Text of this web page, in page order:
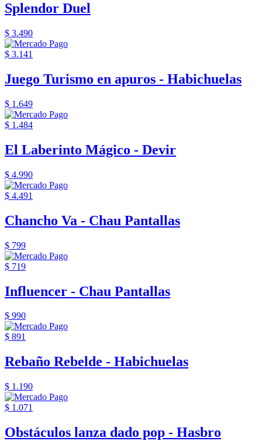
Splendor Duel
$ 3.490
$ 3.141
Juego Turismo en apuros - Habichuelas
$ 1.649
$ 1.484
El Laberinto Mágico - Devir
$ 4.990
$ 4.491
Chancho Va - Chau Pantallas
$ 799
$ 719
Influencer - Chau Pantallas
$ 990
$ 891
Rebaño Rebelde - Habichuelas
$ 1.190
$ 1.071
Obstáculos lanza dado pop - Hasbro